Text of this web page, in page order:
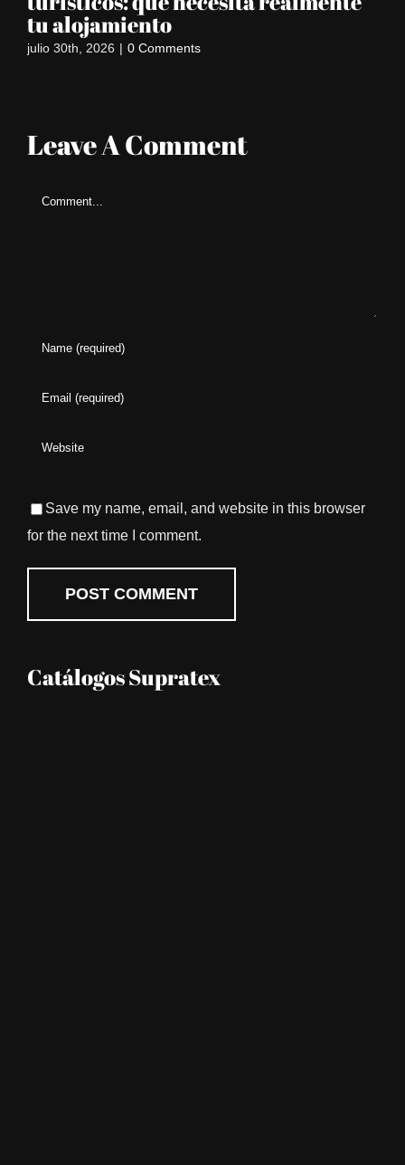
tu alojamiento
julio 30th, 2026 | 0 Comments
Leave A Comment
Comment
Save my name, email, and website in this browser
for the next time I comment.
Catálogos Supratex